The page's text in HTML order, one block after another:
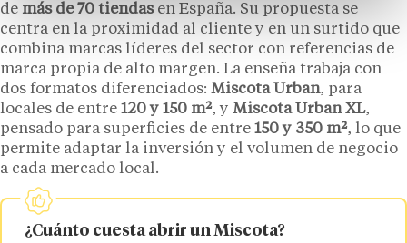
de más de 70 tiendasen España. Su propuesta se
centra en la proximidad al cliente y en un surtido que
combina marcas líderes del sector con referencias de
marca propia de alto margen. La enseña trabaja con
dos formatos diferenciados: Miscota Urban, para
locales de entre 120 y 150 m², y Miscota Urban XL,
pensado para superficies de entre 150 y 350 m², lo que
permite adaptar la inversión y el volumen de negocio
a cada mercado local.
¿Cuánto cuesta abrir un Miscota?